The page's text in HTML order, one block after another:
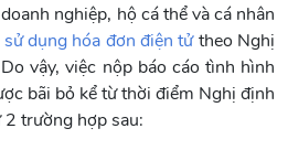
nghiệp, hộ cá thể và cá nhân
dụng hóa đơn điện tửtheo Nghị
vậy, việc nộp báo cáo tình hình
bãi bỏ kể từ thời điểm Nghị định
trường hợp sau: